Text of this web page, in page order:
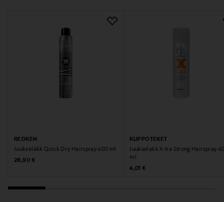
REDKEN
Juukselakk Quick Dry Hairspray 400 ml
Original Price
28,90 €
KLIPPOTEKET
Juukselakk X-tra Strong Hairspray
ml
Original Price
4,01 €